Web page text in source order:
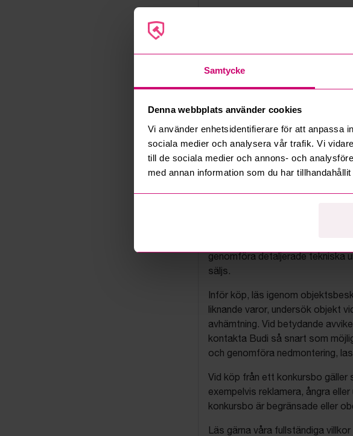
Samtycke
Denna webbplats använder cookies
Vi använder enhetsidentifierare för att anpassa
sociala medier och analysera vår trafik. Vi
till de sociala medier och annons- och
med annan information som du har
företag via auktion. Bud är alltid
Objekt säljs i befintligt skick och
genomföra detaljerade tekniska
säljs.
Inför köp, läs igenom
liknande varor, undersök objekt
avhämtning. Vid betydande
kontakta Budi så snart som
och genomföra nedmontering,
Vid köp från ett konkursbo gäller
exempelvis reklamera, ångra
konkursbo är begränsade eller
Läs gärna våra fullständiga